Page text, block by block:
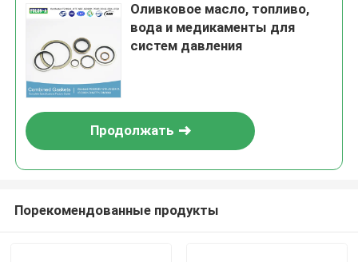
Оливковое масло, топливо,
вода и медикаменты для
систем давления
Продолжать
Порекомендованные продукты